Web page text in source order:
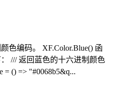
色编码。 XF.Color.Blue() 函
/// 返回蓝色的十六进制颜色
= () => "#0068b5&q...